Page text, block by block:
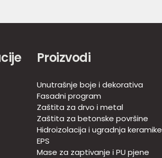
Proizvodi
Unutrašnje boje i dekorativa
Fasadni program
Zaštita za drvo i metal
Zaštita za betonske površine
Hidroizolacija i ugradnja keramike
EPS
Mase za zaptivanje i PU pjene